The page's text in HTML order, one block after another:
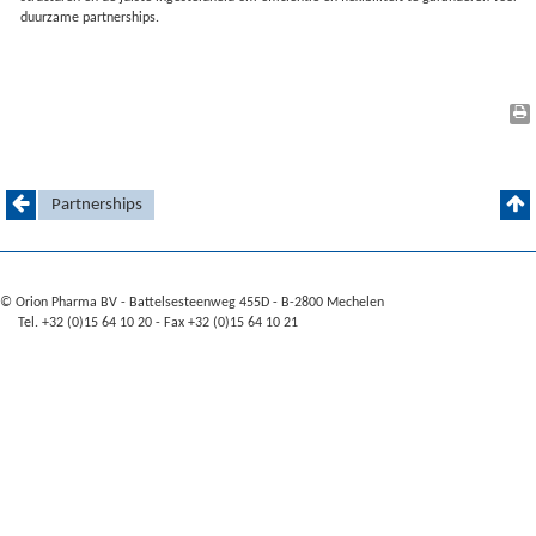
duurzame partnerships.
Partnerships
© Orion Pharma BV - Battelsesteenweg 455D - B-2800 Mechelen
Tel. +32 (0)15 64 10 20 - Fax +32 (0)15 64 10 21